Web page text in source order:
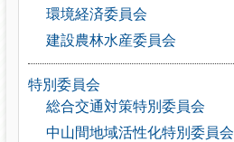
環境経済委員会
建設農林水産委員会
特別委員会
総合交通対策特別委員会
中山間地域活性化特別委員会